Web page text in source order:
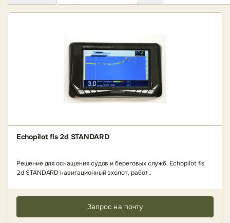
Echopilot fls 2d STANDARD
Решение для оснащения судов и береговых служб. Echopilot fls
2d STANDARD навигационный эхолот, работ..
Запрос на почту